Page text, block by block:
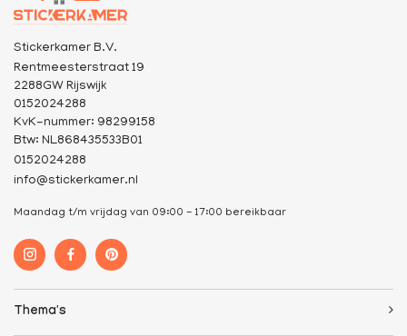
Stickerkamer B.V.
Rentmeesterstraat 19
2288GW Rijswijk
0152024288
KvK-nummer: 98299158
Btw: NL868435533B01
0152024288
info@stickerkamer.nl
Maandag t/m vrijdag van 09:00 - 17:00 bereikbaar
Thema's